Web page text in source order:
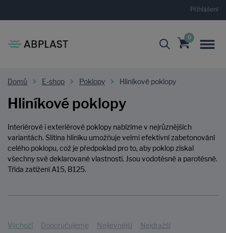
Přihlášení
0
Domů E-shop Poklopy Hliníkové poklopy
Hliníkové poklopy
Interiérové i exteriérové poklopy nabízíme v nejrůznějších
variantách. Slitina hliníku umožňuje velmi efektivní zabetonování
celého poklopu, což je předpoklad pro to, aby poklop získal
všechny své deklarované vlastnosti. Jsou vodotěsné a parotěsné.
Třída zatížení A15, B125.
Výchozí Doporučujeme Nejlevnější Nejdražší